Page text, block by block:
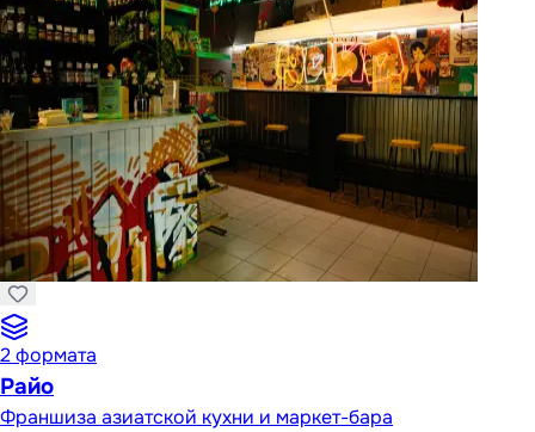
2формата
Райо
Франшиза азиатской кухни и маркет-бара